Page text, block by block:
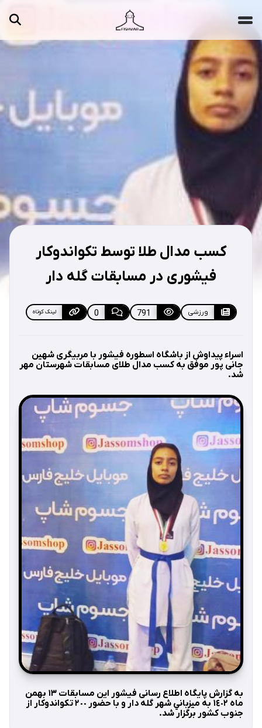
مقالات تصاویر
ویدیوها
جستجو ...
کسب مدال طلا توسط تکواندوکار
فیشوری در مسابقات گله دار
ورزشی 791
0 لینک کوتاه
اسراء پيداوش از باشگاه اسطوره فيشور با مربيگری شهین
جانی پور موفق به كسب مدال طلای مسابقات شهرستان مهر
شد.
به گزارش پايگاه اطلاع رسانی فيشور اين مسابقات ١٣ بهمن
ماه ١٤٠٢ به ميزباني شهر گله دار و با حضور ٢٠٠ تكواندوكار از
جنوب كشور برگزار شد.